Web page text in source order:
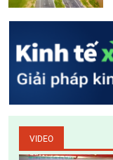
VIDEO